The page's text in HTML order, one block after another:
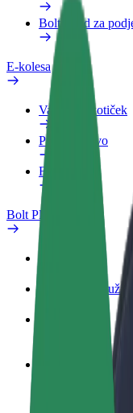
Bolt Food za
E-kolesa
Varnostni kotiček
Prijavi težavo
FAQ
Bolt Plus
Kako se pridružiti
Postani voznik
Zasluži denar